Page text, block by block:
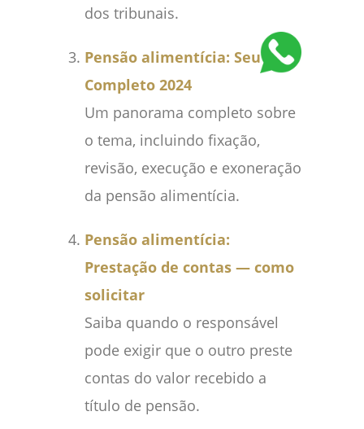
dos tribunais.
Pensão alimentícia: Seu Guia
Completo 2024
Um panorama completo sobre
o tema, incluindo fixação,
revisão, execução e exoneração
da pensão alimentícia.
Pensão alimentícia:
Prestação de contas — como
solicitar
Saiba quando o responsável
pode exigir que o outro preste
contas do valor recebido a
título de pensão.